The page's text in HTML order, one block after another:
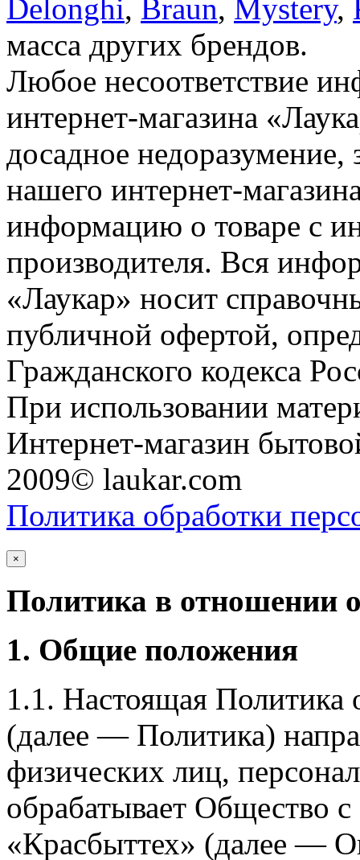
Delonghi, Braun, Mystery,
масса других брендов.
Любое несоответствие
интернет-магазина
досадное недоразумение,
нашего интернет-
информацию о товаре с
производителя. Вся
«Лаукар» носит
публичной офертой,
Гражданского кодекса
При использовании
Интернет-магазин
2009© laukar.com
Политика обработки
×
Политика в отношении
1. Общие положения
1.1. Настоящая Политика
(далее — Политика)
физических лиц,
обрабатывает Общество
«Красбыттех» (далее —